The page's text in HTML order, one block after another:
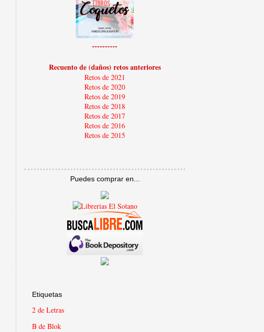
----------
Recuento de (daños) retos anteriores
Retos de 2021
Retos de 2020
Retos de 2019
Retos de 2018
Retos de 2017
Retos de 2016
Retos de 2015
Puedes comprar en...
Etiquetas
2 de Letras
B de Blok